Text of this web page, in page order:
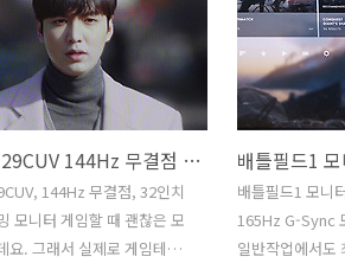
하는 게이밍 모니터를 체감
의 성능은 상당히 좋긴 했습니
를 온전하게 체험하려면
도 무척 좋긴 해야 합니다.이
메인모델은 PG258Q 였습니
기에 나온 고성능 모니터와
템 그리고 ASUS의 그래픽카
드도 볼 수 있었습니다.
,240Hz ,G-Sync..
C 모니터는
속도를 이용하고
하는 그런 모니
로 연결되어서 사
한 빠릅니다. 실
프리도 적용되
고 좋았는데요.
긴 했습니다. 아
MB169C+
AMH A329CUV 144Hz 무결점 32인치 FHD 게이밍 모니터
144Hz 무결점, 32인치
모니터 게임할 때 괜찮은 모
요. 그래서 실제로 게임테스
배틀필드1 모니
165Hz G-Sync
일반작업에서도